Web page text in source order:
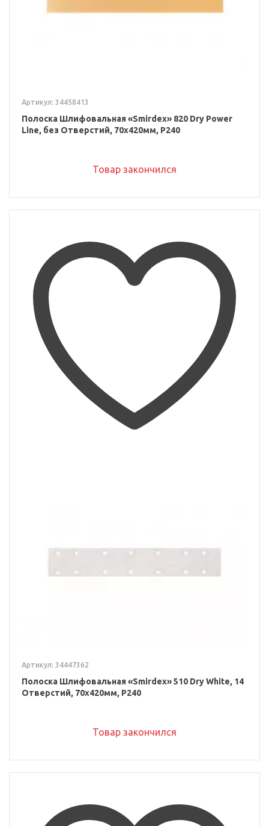
Артикул: 34458413
Полоска Шлифовальная «Smirdex» 820 Dry Power
Line, без Отверстий, 70x420мм, P240
Товар закончился
Артикул: 34447362
Полоска Шлифовальная «Smirdex» 510 Dry White, 14
Отверстий, 70x420мм, P240
Товар закончился